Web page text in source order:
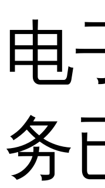
电
务